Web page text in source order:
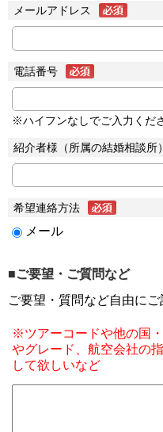
メールアドレス
電話番号
※ハイフンなしでご入力くだ
紹介者様（所属の結婚相談所）
希望連絡方法
メール
■ご要望・ご質問など
ご要望・質問など自由に
※ツアーコードや他の国
やグレード、航空会社の
して欲しいなど